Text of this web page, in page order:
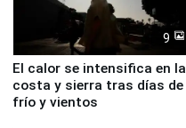
9
El calor se intensifica en la
costa y sierra tras días de
frío y vientos